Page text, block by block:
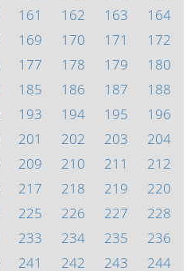
161 162 163
164
169 170 171
172
177 178 179
180
185 186 187
188
193 194 195
196
201 202 203
204
209 210 211
212
217 218 219
220
225 226 227
228
233 234 235
236
241 242 243
244